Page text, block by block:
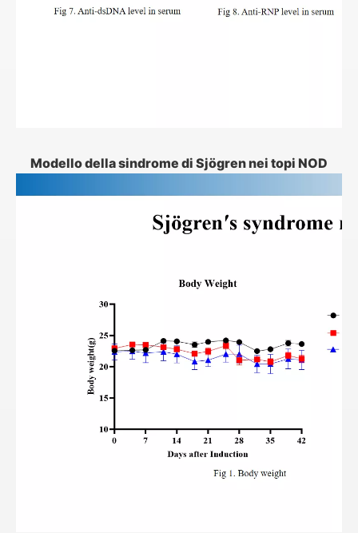
Modello della sindrome di Sjögren nei topi NOD